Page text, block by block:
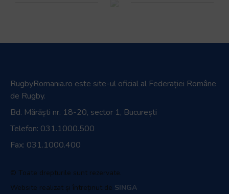
RugbyRomania.ro este site-ul oficial al Federației Române
de Rugby.
Bd. Mărăști nr. 18-20, sector 1, București
Telefon: 031.1000.500
Fax: 031.1000.400
© Toate drepturile sunt rezervate.
Website realizat și întreținut de SINGA